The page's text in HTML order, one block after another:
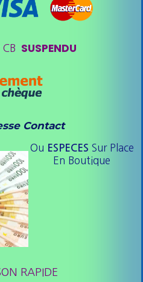
SUSPENDU
Contact
Ou ESPECES Sur Place
En Boutique
RAPIDE